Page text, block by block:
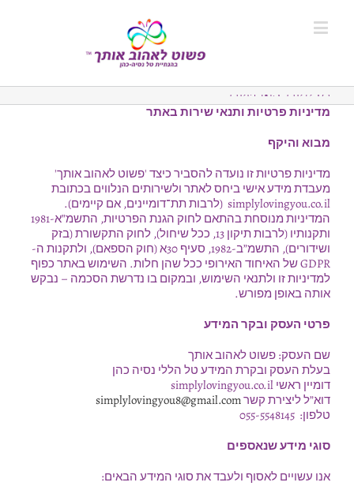
מדיניות הפרטיות
מדיניות פרטיות ותנאי שירות באתר
מבוא והיקף
מדיניות פרטיות זו נועדה להסביר כיצד 'פשוט לאהוב אותך'
מעבדת מידע אישי ביחס לאתר ולשירותים הנלווים בכתובת
simplylovingyou.co.il (לרבות תת־דומיינים, אם קיימים).
המדיניות מנוסחת בהתאם לחוק הגנת הפרטיות, התשמ”א-1981
ותקנותיו (לרבות תיקון 13, ככל שיחול), לחוק התקשורת (בזק
ושידורים), התשמ”ב-1982, סעיף 30א (חוק הספאם), ולתקנות ה-
GDPR של האיחוד האירופי ככל שהן חלות. השימוש באתר כפוף
למדיניות זו ולתנאי השימוש, ובמקום בו נדרשת הסכמה – נבקש
אותה באופן מפורש.
פרטי העסק ובקר המידע
שם העסק: פשוט לאהוב אותך
בעלת העסק ובקרת המידע טל הללי נסיה כהן
דומיין ראשי simplylovingyou.co.il
דוא”ל ליצירת קשרsimplylovingyou8@gmail.com
טלפון: 055-5548145
סוגי מידע שנאספים
אנו עשויים לאסוף ולעבד את סוגי המידע הבאים: